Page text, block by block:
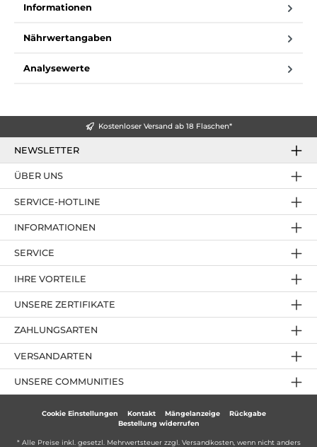
Informationen
Nährwertangaben
Analysewerte
Kostenloser Versand ab 18 Flaschen*
NEWSLETTER
SERVICE-HOTLINE
IHRE VORTEILE
ZAHLUNGSARTEN
ÜBER UNS
UNSERE ZERTIFIKATE
INFORMATIONEN
SERVICE
UNSERE COMMUNITIES
VERSANDARTEN
Cookie Einstellungen Kontakt Mängelanzeige
Rückgabe
Bestellung widerrufen
* Alle Preise inkl. gesetzl. Mehrwertsteuer zzgl. Versandkosten, wenn nicht anders